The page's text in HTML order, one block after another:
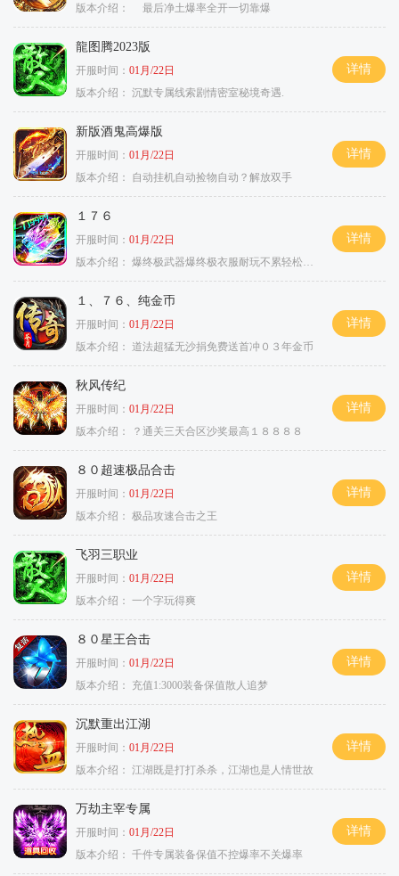
版本介绍：
最后净土爆率全开一切靠爆
龍图腾2023版
开服时间： 01月/22日
版本介绍： 沉默专属线索剧情密室秘境奇遇.
详情
新版酒鬼高爆版
开服时间： 01月/22日
版本介绍：
自动挂机自动捡物自动？解放双手
详情
１７６
开服时间： 01月/22日
版本介绍： 爆终极武器爆终极衣服耐玩不累轻松满级
详情
１、７６、纯金币
开服时间： 01月/22日
版本介绍： 道法超猛无沙捐免费送首冲０３年金币
详情
秋风传纪
开服时间： 01月/22日
版本介绍：
？通关三天合区沙奖最高１８８８８
详情
８０超速极品合击
开服时间： 01月/22日
版本介绍： 极品攻速合击之王
详情
飞羽三职业
开服时间： 01月/22日
版本介绍： 一个字玩得爽
详情
８０星王合击
开服时间： 01月/22日
版本介绍：
充值1:3000装备保值散人追梦
详情
沉默重出江湖
开服时间： 01月/22日
版本介绍： 江湖既是打打杀杀，江湖也是人情世故
详情
万劫主宰专属
开服时间： 01月/22日
版本介绍： 千件专属装备保值不控爆率不关爆率
详情